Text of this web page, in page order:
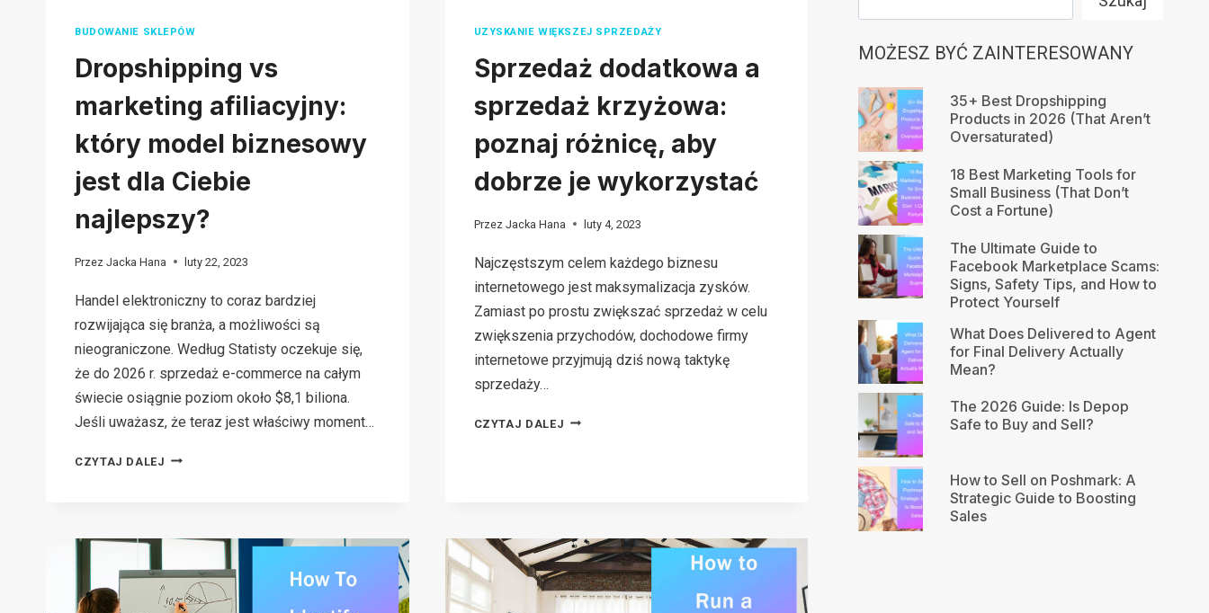
BUDOWANIE SKLEPÓW
Dropshipping vs
marketing afiliacyjny:
który model biznesowy
jest dla Ciebie
najlepszy?
Przez Jacka Hana luty 22, 2023
Handel elektroniczny to coraz bardziej
rozwijająca się branża, a możliwości są
nieograniczone. Według Statisty oczekuje się,
że do 2026 r. sprzedaż e-commerce na całym
świecie osiągnie poziom około $8,1 biliona.
Jeśli uważasz, że teraz jest właściwy moment…
CZYTAJ DALEJ DROPSHIPPING
MODEL
BIZNESOWY
UZYSKANIE WIĘKSZEJ SPRZEDAŻY
Sprzedaż dodatkowa a
sprzedaż krzyżowa:
poznaj różnicę, aby
dobrze je wykorzystać
Przez Jacka Hana luty 4, 2023
Najczęstszym celem każdego biznesu
internetowego jest maksymalizacja zysków.
Zamiast po prostu zwiększać sprzedaż w celu
zwiększenia przychodów, dochodowe firmy
internetowe przyjmują dziś nową taktykę
sprzedaży…
CZYTAJ DALEJ SPRZEDAŻ
POZNAJ
RÓŻNICĘ,
ABY
MOŻESZ BYĆ ZAINTERESOWANY
35+ Best Dropshipping
Products in 2026 (That Aren’t
Oversaturated)
18 Best Marketing Tools for
Small Business (That Don’t
Cost a Fortune)
The Ultimate Guide to
Facebook Marketplace Scams:
Signs, Safety Tips, and How to
Protect Yourself
What Does Delivered to Agent
for Final Delivery Actually
Mean?
The 2026 Guide: Is Depop
Safe to Buy and Sell?
How to Sell on Poshmark: A
Strategic Guide to Boosting
Sales